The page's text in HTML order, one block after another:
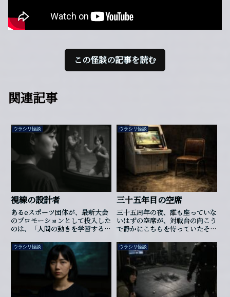
この怪談の記事を読む
関連記事
ウラシリ怪談
視線の設計者
あるeスポーツ団体が、最新大会
のプロモーションとして投入した
のは、「人間の動きを学習する
な過去の試合データ、一般プレイ
ヤーの操作記録、トレーニングモ
ードでのボタン入力など、あらゆ
る履歴が用いられたそうです。そ
してAIは、“人間のように”動くよ
うに設計されました。ただし、こ
ウラシリ怪談
三十五年目の空席
三十五周年の夜、誰も座っていな
いはずの空席が、対戦台の向こう
で静かにこちらを待っていたそう
ウラシリ怪談 ウラシリ怪談